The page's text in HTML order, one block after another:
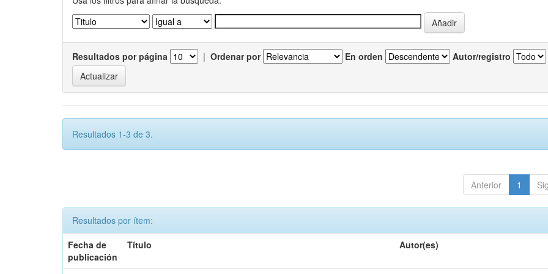
Resultados por página | Ordenar por En orden Autor/registro
Resultados 1-3 de 3.
Anterior 1
Resultados por ítem:
Fecha de
publicación
Título Autor(es)